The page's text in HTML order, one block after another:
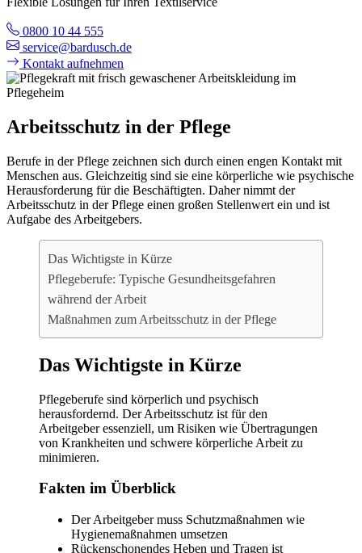
0800 10 44 555
service@bardusch.de
Kontakt aufnehmen
Arbeitsschutz in der Pflege
Berufe in der Pflege zeichnen sich durch einen engen Kontakt mit
Menschen aus. Gleichzeitig sind sie eine körperliche wie psychische
Herausforderung für die Beschäftigten. Daher nimmt der
Arbeitsschutz in der Pflege einen großen Stellenwert ein und ist
Aufgabe des Arbeitgebers.
Das Wichtigste in Kürze
Pflegeberufe: Typische Gesundheitsgefahren
während der Arbeit
Maßnahmen zum Arbeitsschutz in der Pflege
Das Wichtigste in Kürze
Pflegeberufe sind körperlich und psychisch
herausfordernd. Der Arbeitsschutz ist für den
Arbeitgeber essenziell, um Risiken wie Übertragungen
von Krankheiten und schwere körperliche Arbeit zu
minimieren.
Fakten im Überblick
Der Arbeitgeber muss Schutzmaßnahmen wie
Hygienemaßnahmen umsetzen
Rückenschonendes Heben und Tragen ist